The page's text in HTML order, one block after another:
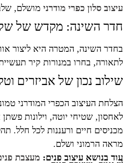
עיצוב סלון כפרי מודרני מושלם,
חדר השינה: מקדש של
בחדר השינה, המטרה היא ליצור
לתאורה, בחרו במנורות קיר
שילוב נכון של אביזרים
הצלחת העיצוב הכפרי המודרני
לאחסון, שטיחי יוטה, וילונות
מכניסים חיים ורעננות לכל חלל.
מראה הרמוני ושלם.
עוד בנושא עיצוב פנים: מעצבת